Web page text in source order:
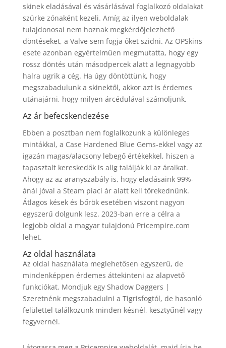
skinek eladásával és vásárlásával foglalkozó oldalakat
szürke zónaként kezeli. Amíg az ilyen weboldalak
tulajdonosai nem hoznak megkérdőjelezhető
döntéseket, a Valve sem fogja őket szidni. Az OPSkins
esete azonban egyértelműen megmutatta, hogy egy
rossz döntés után másodpercek alatt a legnagyobb
halra ugrik a cég. Ha úgy döntöttünk, hogy
megszabadulunk a skinektől, akkor azt is érdemes
utánajárni, hogy milyen árcédulával számoljunk.
Az ár befecskendezése
Ebben a posztban nem foglalkozunk a különleges
mintákkal, a Case Hardened Blue Gems-ekkel vagy az
igazán magas/alacsony lebegő értékekkel, hiszen a
tapasztalt kereskedők is alig találják ki az áraikat.
Ahogy az az aranyszabály is, hogy eladásaink 99%-
ánál jóval a Steam piaci ár alatt kell törekednünk.
Átlagos kések és bőrök esetében viszont nagyon
egyszerű dolgunk lesz. 2023-ban erre a célra a
legjobb oldal a magyar tulajdonú Pricempire.com
lehet.
Az oldal használata
Az oldal használata meglehetősen egyszerű, de
mindenképpen érdemes áttekinteni az alapvető
funkciókat. Mondjuk egy Shadow Daggers |
Szeretnénk megszabadulni a Tigrisfogtól, de hasonló
felülettel találkozunk minden késnél, kesztyűnél vagy
fegyvernél.